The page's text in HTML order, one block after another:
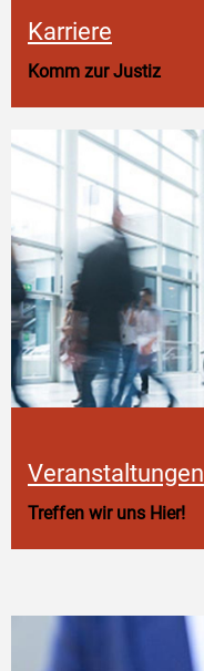
Karriere
Komm zur Justiz
Veranstaltungen
Treffen wir uns Hier!